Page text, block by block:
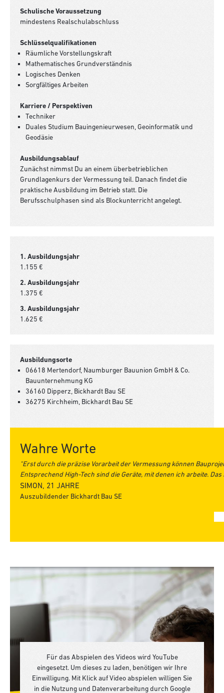
Schulische Voraussetzung
mindestens Realschulabschluss
Schlüsselqualifikationen
Räumliche Vorstellungskraft
Mathematisches Grundverständnis
Logisches Denken
Sorgfältiges Arbeiten
Karriere / Perspektiven
Techniker
Duales Studium Bauingenieurwesen, Geoinformatik und
Geodäsie
Ausbildungsablauf
Zunächst nimmst Du an einem überbetrieblichen
Grundlagenkurs der Vermessung teil. Danach findet die
praktische Ausbildung im Betrieb statt. Die
Berufsschulphasen sind als Blockunterricht angelegt.
1. Ausbildungsjahr
1.155 €
2. Ausbildungsjahr
1.375 €
3. Ausbildungsjahr
1.625 €
Ausbildungsorte
06618 Mertendorf, Naumburger Bauunion GmbH & Co.
Bauunternehmung KG
36160 Dipperz, Bickhardt Bau SE
36275 Kirchheim, Bickhardt Bau SE
Wahre Worte
"Erst durch die präzise Vorarbeit der Vermessung können
Entsprechend High-Tech sind die Geräte, mit denen ich arbeite.
SIMON, 21 JAHRE
Auszubildender Bickhardt Bau SE
Für das Abspielen des Videos wird YouTube
eingesetzt. Um dieses zu laden, benötigen wir Ihre
Einwilligung. Mit Klick auf Video abspielen willigen Sie
in die Nutzung und Datenverarbeitung durch Google